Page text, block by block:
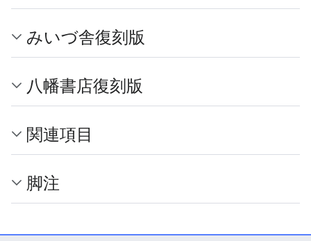
みいづ舎復刻版
八幡書店復刻版
関連項目
脚注